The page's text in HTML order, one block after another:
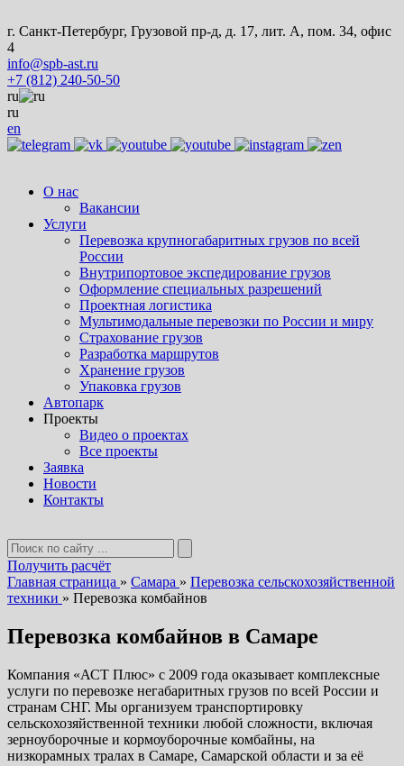
г. Санкт-Петербург, Грузовой пр-д, д. 17, лит. А, пом. 34, офис
4
info@spb-ast.ru
+7 (812) 240-50-50
ru
ru
en
О нас
Вакансии
Услуги
Перевозка крупногабаритных грузов по всей
России
Внутрипортовое экспедирование грузов
Оформление специальных разрешений
Проектная логистика
Мультимодальные перевозки по России и миру
Страхование грузов
Разработка маршрутов
Хранение грузов
Упаковка грузов
Автопарк
Проекты
Видео о проектах
Все проекты
Заявка
Новости
Контакты
Получить расчёт
Главная страница » Самара » Перевозка сельскохозяйственной
техники » Перевозка комбайнов
Перевозка комбайнов в Самаре
Компания «АСТ Плюс» с 2009 года оказывает комплексные
услуги по перевозке негабаритных грузов по всей России и
странам СНГ. Мы организуем транспортировку
сельскохозяйственной техники любой сложности, включая
зерноуборочные и кормоуборочные комбайны, на
низкорамных тралах в Самаре, Самарской области и за её